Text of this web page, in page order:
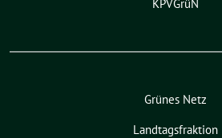
KPVGrüN
Grünes Netz
Landtagsfraktion